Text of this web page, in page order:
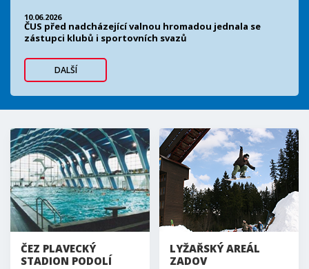
10.06.2026
ČUS před nadcházející valnou hromadou jednala se
zástupci klubů i sportovních svazů
DALŠÍ
ČEZ PLAVECKÝ
STADION PODOLÍ
LYŽAŘSKÝ AREÁL
ZADOV